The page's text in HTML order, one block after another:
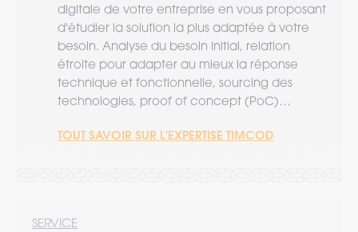
digitale de votre entreprise en vous proposant
d'étudier la solution la plus adaptée à votre
besoin. Analyse du besoin initial, relation
étroite pour adapter au mieux la réponse
technique et fonctionnelle, sourcing des
technologies, proof of concept (PoC)…
TOUT SAVOIR SUR L'EXPERTISE TIMCOD
SERVICE